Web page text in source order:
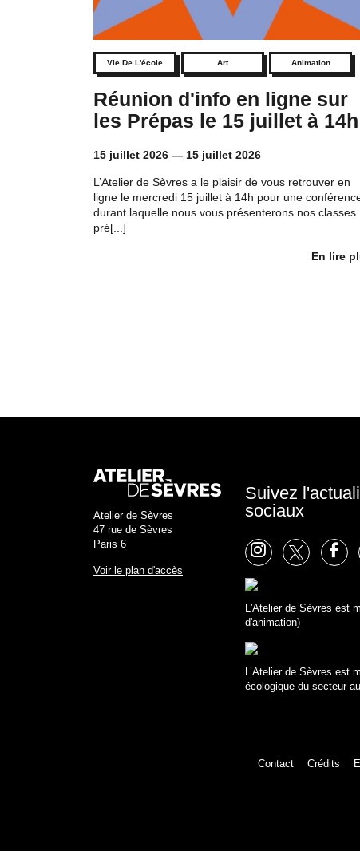
Vie De L'école Art Animation
Réunion d'info en ligne sur
les Prépas le 15 juillet à 14h
15 juillet 2026 — 15 juillet 2026
L’Atelier de Sèvres a le plaisir de vous retrouver en
ligne le mercredi 15 juillet à 14h pour une
durant laquelle nous vous présenterons nos classes
pré[...]
En lire
Atelier de Sèvres
47 rue de Sèvres
Paris 6
Voir le plan d'accès
Suivez
sociaux
L'Atelier de Sèvres est
d'animation)
L’Atelier de Sèvres est
écologique du secteur
Contact Crédits